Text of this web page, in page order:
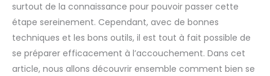
surtout de la connaissance pour pouvoir passer cette
étape sereinement. Cependant, avec de bonnes
techniques et les bons outils, il est tout à fait possible de
se préparer efficacement à l’accouchement. Dans cet
article, nous allons découvrir ensemble comment bien se